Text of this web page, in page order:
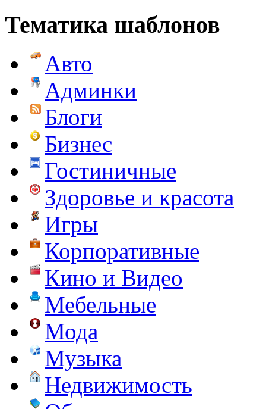
Тематика шаблонов
Авто
Админки
Блоги
Бизнес
Гостиничные
Здоровье и красота
Игры
Корпоративные
Кино и Видео
Мебельные
Мода
Музыка
Недвижимость